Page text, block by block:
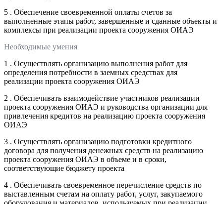
5 . Обеспечение своевременной оплаты счетов за
выполненные этапы работ, завершенные и сданные объекты и
комплексы при реализации проекта сооружения ОИАЭ
Необходимые умения
1 . Осуществлять организацию выполнения работ для
определения потребности в заемных средствах для
реализации проекта сооружения ОИАЭ
2 . Обеспечивать взаимодействие участников реализации
проекта сооружения ОИАЭ и руководства организации для
привлечения кредитов на реализацию проекта сооружения
ОИАЭ
3 . Осуществлять организацию подготовки кредитного
договора для получения денежных средств на реализацию
проекта сооружения ОИАЭ в объеме и в сроки,
соответствующие бюджету проекта
4 . Обеспечивать своевременное перечисление средств по
выставленным счетам на оплату работ, услуг, закупаемого